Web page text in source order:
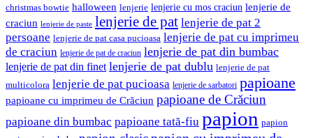
christmas bowtie halloween lenjerie lenjerie cu mos craciun lenjerie de
craciun lenjerie de paste lenjerie de pat lenjerie de pat 2
persoane lenjerie de pat casa pucioasa lenjerie de pat cu imprimeu
de craciun lenjerie de pat de craciun lenjerie de pat din bumbac
lenjerie de pat din finet lenjerie de pat dublu lenjerie de pat
multicolora lenjerie de pat pucioasa lenjerie de sarbatori papioane
papioane cu imprimeu de Crăciun papioane de Crăciun
papioane din bumbac papioane tată-fiu papion papion